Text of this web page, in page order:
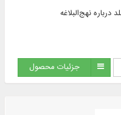
جزئیات محصول